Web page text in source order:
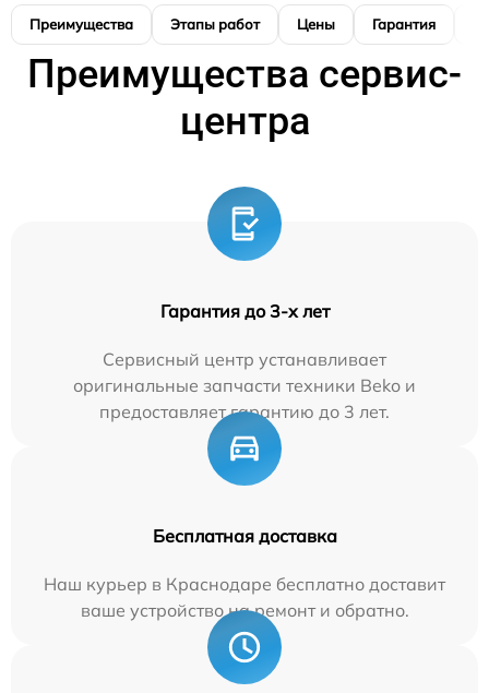
Преимущества Этапы работ Цены Гарантия
Преимущества сервис-
центра
Гарантия до 3-х лет
Сервисный центр устанавливает
оригинальные запчасти техники Beko и
предоставляет гарантию до 3 лет.
Бесплатная доставка
Наш курьер в Краснодаре бесплатно доставит
ваше устройство на ремонт и обратно.